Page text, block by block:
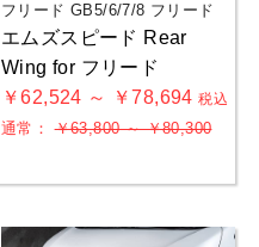
フリード GB5/6/7/8 フリード
エムズスピード Rear
Wing for フリード
￥62,524 ～ ￥78,694税込
通常：￥63,800 ～ ￥80,300